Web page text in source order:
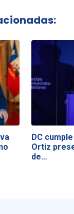
DC
Ortiz
de…